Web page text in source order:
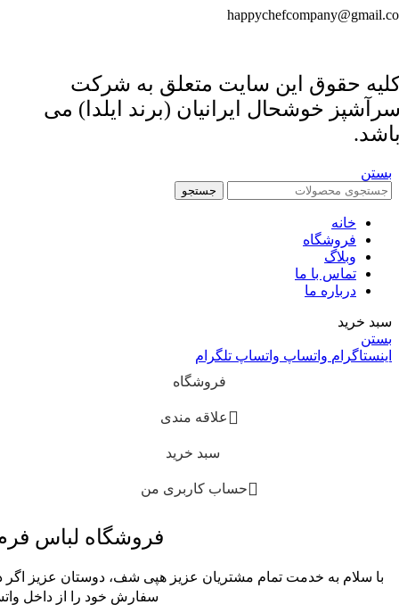
حقوق این سایت متعلق به شرکت
خوشحال ایرانیان (برند ایلدا) می
بستن
جستجو
خانه
فروشگاه
وبلاگ
تماس با ما
درباره ما
سبد خرید
بستن
اینستاگرام واتساپ واتساپ تلگرام
فروشگاه
علاقه مندی
سبد خرید
حساب کاربری من
فروشگاه لباس
با سلام به خدمت تمام مشتریان عزیز هپی شف، دوستان عزیز اگر
سفارش خود را از داخل